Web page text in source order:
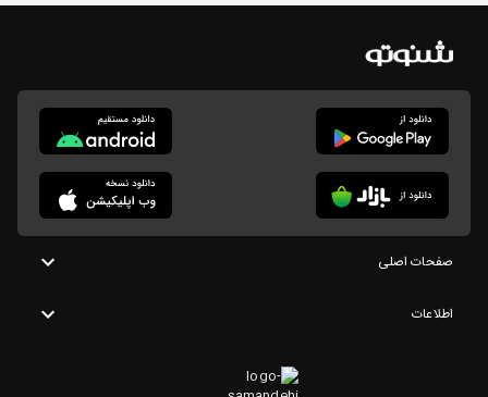
صفحات اصلی
اطلاعات